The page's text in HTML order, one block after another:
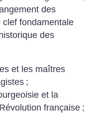
des
fondamentale
des
et les maîtres
;
et la
française ;